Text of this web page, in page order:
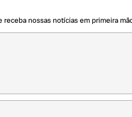
receba nossas notícias em primeira